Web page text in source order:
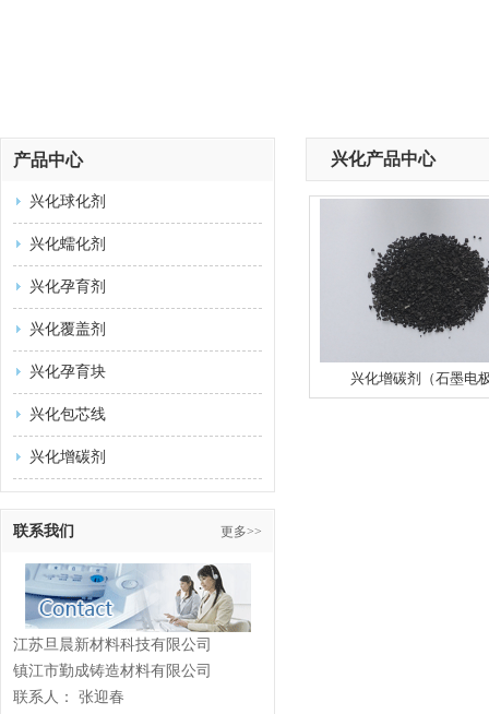
产品中心
兴化球化剂
兴化蠕化剂
兴化孕育剂
兴化覆盖剂
兴化孕育块
兴化包芯线
兴化增碳剂
联系我们 更多>>
江苏旦晨新材料科技有限公司
镇江市勤成铸造材料有限公司
联系人： 张迎春
兴化产品中心
兴化增碳剂（石墨电